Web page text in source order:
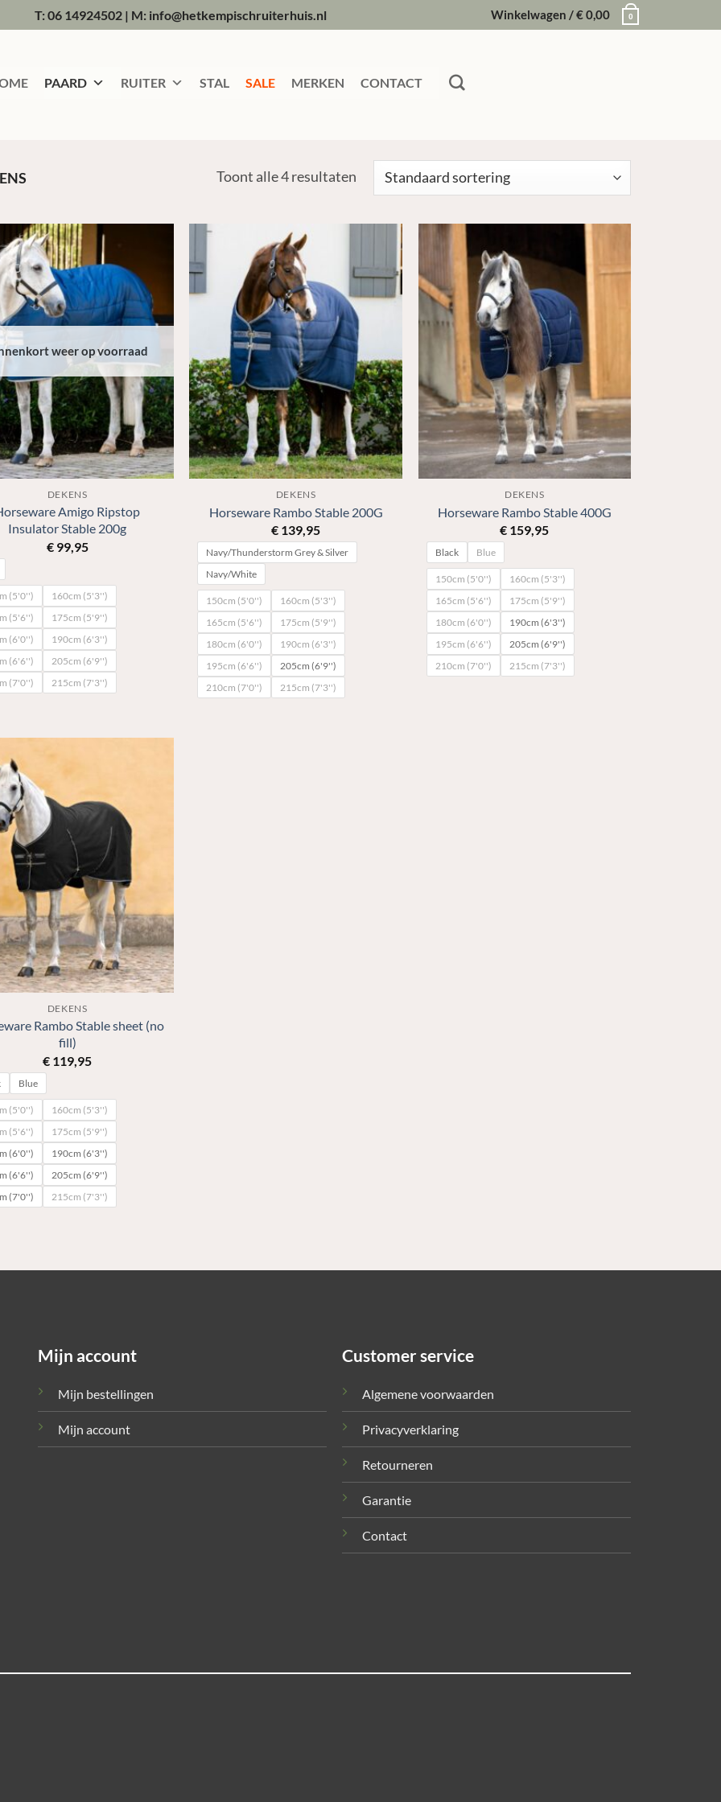
T: 06 14924502| M: info@hetkempischruiterhuis.nl Winkelwagen /€0,00 0
PAARD RUITER STAL SALE MERKEN CONTACT
Toont alle 4 resultaten
weer op voorraad
DEKENS
Amigo Ripstop
Insulator Stable 200g
€99,95
(5'0'')
160cm (5'3'')
(5'6'')
175cm (5'9'')
(6'0'')
190cm (6'3'')
(6'6'')
205cm (6'9'')
(7'0'')
215cm (7'3'')
DEKENS
Horseware Rambo Stable 200G
€ 139,95
Navy/Thunderstorm Grey & Silver
Navy/White
150cm (5'0'')
160cm (5'3'')
165cm (5'6'')
175cm (5'9'')
180cm (6'0'')
190cm (6'3'')
195cm (6'6'')
205cm (6'9'')
210cm (7'0'')
215cm (7'3'')
DEKENS
Horseware Rambo Stable 400G
€ 159,95
Black Blue
150cm (5'0'')
160cm (5'3'')
165cm (5'6'')
175cm (5'9'')
180cm (6'0'')
190cm (6'3'')
195cm (6'6'')
205cm (6'9'')
210cm (7'0'')
215cm (7'3'')
DEKENS
Rambo Stable sheet (no
fill)
€ 119,95
Blue
(5'0'')
160cm (5'3'')
(5'6'')
175cm (5'9'')
(6'0'')
190cm (6'3'')
(6'6'')
205cm (6'9'')
(7'0'')
215cm (7'3'')
Mijn account
Mijn bestellingen
Mijn account
Customer service
Algemene voorwaarden
Privacyverklaring
Retourneren
Garantie
Contact